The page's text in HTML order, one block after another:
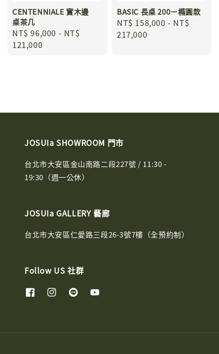
CENTENNIALE 實木邊
桌茶几
Regular
price
NT$ 96,000 - NT$
121,000
BASIC 長桌 200－橢圓款
Regular
price
NT$ 158,000 - NT$
217,000
JOSUIa SHOWROOM 門市
台北市大安區金山南路二段227號 / 11:30 -
19:30（週一公休）
JOSUIa GALLERY 藝廊
台北市大安區仁愛路三段26-3號7樓（全預約制）
Follow US 社群